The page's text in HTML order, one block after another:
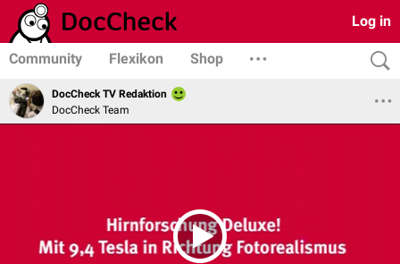
Log in
Community Flexikon Shop
DocCheck TV Redaktion
DocCheck Team